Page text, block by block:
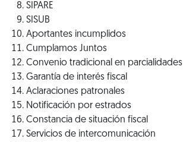
SIPARE
SISUB
Aportantes incumplidos
Cumplamos Juntos
Convenio tradicional en parcialidades
Garantía de interés fiscal
Aclaraciones patronales
Notificación por estrados
Constancia de situación fiscal
Servicios de intercomunicación